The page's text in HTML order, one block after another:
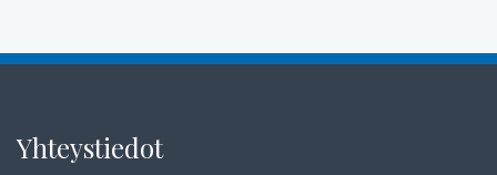
Yhteystiedot